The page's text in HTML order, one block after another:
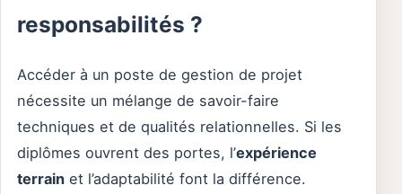
responsabilités ?
Accéder à un poste de gestion de projet
nécessite un mélange de savoir-faire
techniques et de qualités relationnelles. Si les
diplômes ouvrent des portes, l’expérience
terrain et l’adaptabilité font la différence.